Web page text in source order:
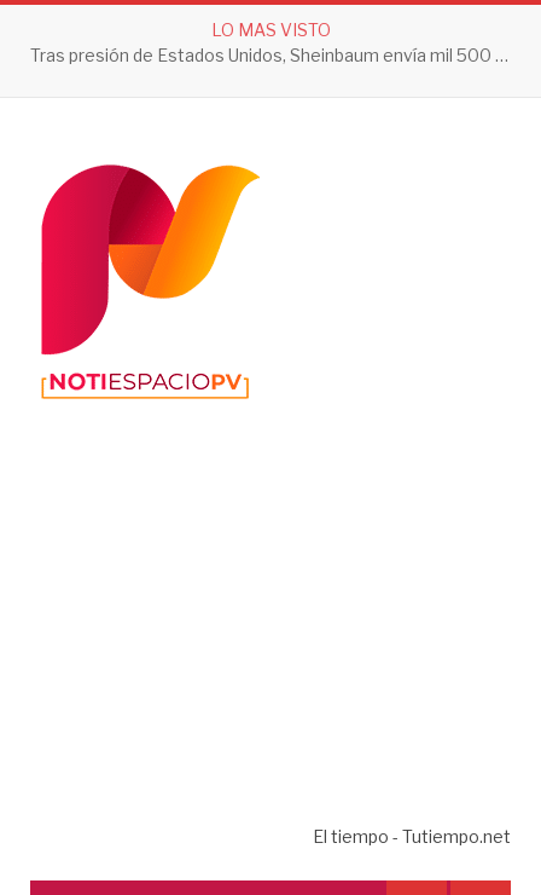
LO MAS VISTO
Tras presión de Estados Unidos, Sheinbaum envía mil 500 soldados a Michoacán
El tiempo - Tutiempo.net